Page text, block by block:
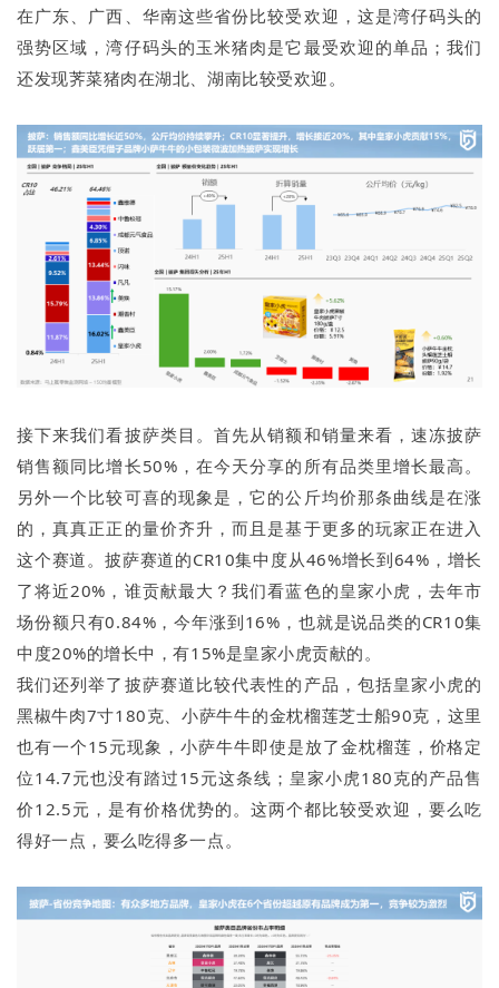
在广东、广西、华南这些省份比较受欢迎，这是湾仔码头的
强势区域，湾仔码头的玉米猪肉是它最受欢迎的单品；我们
还发现荠菜猪肉在湖北、湖南比较受欢迎。
接下来我们看披萨类目。首先从销额和销量来看，速冻披萨
销售额同比增长50%，在今天分享的所有品类里增长最高。
另外一个比较可喜的现象是，它的公斤均价那条曲线是在涨
的，真真正正的量价齐升，而且是基于更多的玩家正在进入
这个赛道。披萨赛道的CR10集中度从46%增长到64%，增长
了将近20%，谁贡献最大？我们看蓝色的皇家小虎，去年市
场份额只有0.84%，今年涨到16%，也就是说品类的CR10集
中度20%的增长中，有15%是皇家小虎贡献的。
我们还列举了披萨赛道比较代表性的产品，包括皇家小虎的
黑椒牛肉7寸180克、小萨牛牛的金枕榴莲芝士船90克，这里
也有一个15元现象，小萨牛牛即使是放了金枕榴莲，价格定
位14.7元也没有踏过15元这条线；皇家小虎180克的产品售
价12.5元，是有价格优势的。这两个都比较受欢迎，要么吃
得好一点，要么吃得多一点。